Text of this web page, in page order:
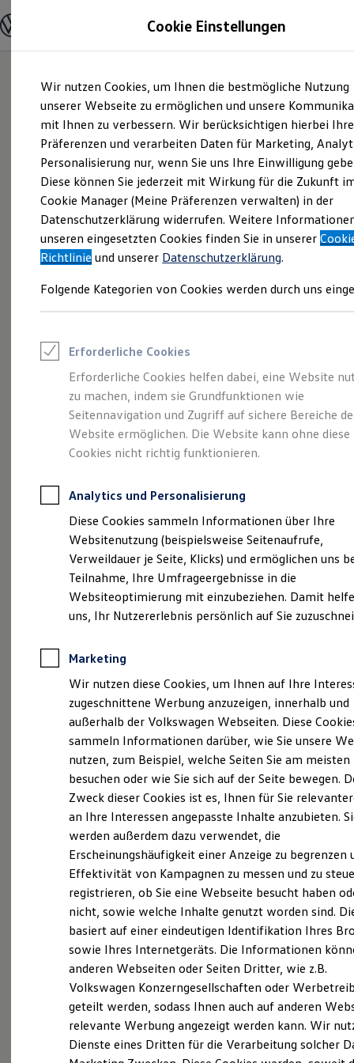
Hauptinhalt
springen
Footer
springen
Modelle und Konfigurator
Modelle vergleichen
Elektroautos
ENERGY Sondermodelle
Nutzfahrzeuge
SUV und CUV
Familienautos
Kombis
Kompaktwagen
Sportwagen
Schnell verfügbare Fahrzeuge
Angebote und Produkte
Aktuelle Angebote
E-Auto-Förderung
Volkswagen Marktplatz
Junge Gebrauchtwagen und Gebrauchtwagen
Saisonangebote
Leasing
Leasing-Angebote
Gebrauchtwagen Leasing
Junge Gebrauchtwagen-Leasing
Elektroauto Leasing
Kleinwagen-Leasing
Leasing ohne Anzahlung
Autokredit mit Schlussrate
Versicherungen und Garantien
Kfz-Versicherung
Restschuldversicherungen
Garantien
Wartungsverträge
Geschäftskunden
Professional Class bei Volkswagen
Großkunden
Behörden
Anpfiff zum Gewinn
Elektroautos
ID. Tutorials
Elektrofahrzeugkonzepte
Reichweite
Reichweite der ID. Modelle
Reichweite im Winter
Laden
Laden unterwegs
Laden Zuhause
Ladezeitensimulator
Batterie
Sicherheit
Garantie und Lebensdauer
Nachhaltigkeit
Technologie
Kosten und Kauf
Verbrauchskosten
Kaufoptionen
E-Auto-Förderung
Software und Konnektivität
Die ID. Software 6
ID. Software Versionen und Updates
Digitale Extras
Schnittstellen zu Ihrem ID.
Viel Platz, viel Freiheit.
Der Golf Variant.
Impressum & Rechtliches)
Probefahrt vereinbaren
Fahrzeugangebot anfordern
Servicetermin buchen
Serviceanfrage stellen
Cookie Einstellungen
Wir nutzen Cookies, um Ihnen die bestmögliche Nutzung
unserer Webseite zu ermöglichen und unsere
mit Ihnen zu verbessern. Wir berücksichtigen hierbei Ihre
Präferenzen und verarbeiten Daten für Marketing,
Personalisierung nur, wenn Sie uns Ihre Einwilligung
Diese können Sie jederzeit mit Wirkung für die Zukunft
Cookie Manager (Meine Präferenzen verwalten) in der
Datenschutzerklärung widerrufen. Weitere
unseren eingesetzten Cookies finden Sie in unserer
Richtlinie und unserer Datenschutzerklärung.
Folgende Kategorien von Cookies werden durch uns
Erforderliche Cookies
Erforderliche Cookies helfen dabei, eine Website
zu machen, indem sie Grundfunktionen wie
Seitennavigation und Zugriff auf sichere Bereiche
Website ermöglichen. Die Website kann ohne diese
Cookies nicht richtig funktionieren.
Analytics und Personalisierung
Diese Cookies sammeln Informationen über Ihre
Websitenutzung (beispielsweise Seitenaufrufe,
Verweildauer je Seite, Klicks) und ermöglichen uns
Teilnahme, Ihre Umfrageergebnisse in die
Websiteoptimierung mit einzubeziehen. Damit
uns, Ihr Nutzererlebnis persönlich auf Sie
Marketing
Wir nutzen diese Cookies, um Ihnen auf Ihre
zugeschnittene Werbung anzuzeigen, innerhalb und
außerhalb der Volkswagen Webseiten. Diese
sammeln Informationen darüber, wie Sie unsere
nutzen, zum Beispiel, welche Seiten Sie am meisten
besuchen oder wie Sie sich auf der Seite bewegen.
Zweck dieser Cookies ist es, Ihnen für Sie
an Ihre Interessen angepasste Inhalte anzubieten.
werden außerdem dazu verwendet, die
Erscheinungshäufigkeit einer Anzeige zu begrenzen
Effektivität von Kampagnen zu messen und zu
registrieren, ob Sie eine Webseite besucht haben
nicht, sowie welche Inhalte genutzt worden sind.
basiert auf einer eindeutigen Identifikation Ihres
sowie Ihres Internetgeräts. Die Informationen
anderen Webseiten oder Seiten Dritter, wie z.B.
Volkswagen Konzerngesellschaften oder
geteilt werden, sodass Ihnen auch auf anderen
relevante Werbung angezeigt werden kann. Wir
Dienste eines Dritten für die Verarbeitung solcher